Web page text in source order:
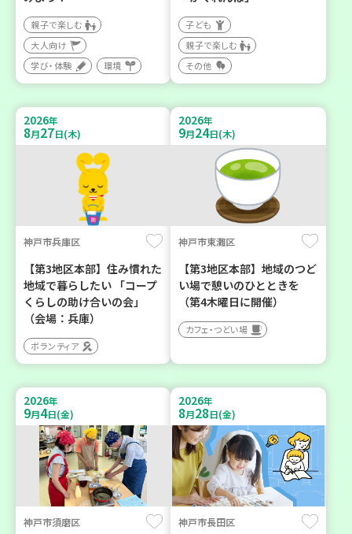
親子で楽しむ
大人向け
学び・体験
環境
子ども
親子で楽しむ
その他
2026年
8月27日(木)
神戸市兵庫区
【第3地区本部】住み慣れた
地域で暮らしたい 「コープ
くらしの助け合いの会」
（会場：兵庫）
ボランティア
2026年
9月24日(木)
神戸市東灘区
【第3地区本部】地域のつど
い場で憩いのひとときを
（第4木曜日に開催）
カフェ・つどい場
2026年
9月4日(金)
神戸市須磨区
2026年
8月28日(金)
神戸市長田区